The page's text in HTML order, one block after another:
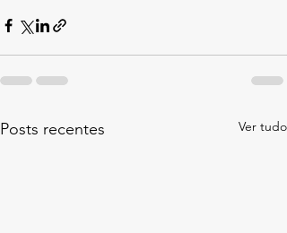
Posts recentes Ver tudo